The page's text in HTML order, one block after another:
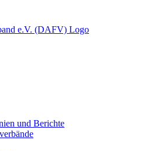
und Berichte